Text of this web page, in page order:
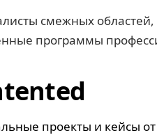
смежных
программы
проекты и кейсы